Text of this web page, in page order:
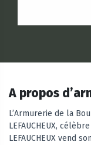
A propos
L’Armurerie de la
LEFAUCHEUX,
LEFAUCHEUX vend